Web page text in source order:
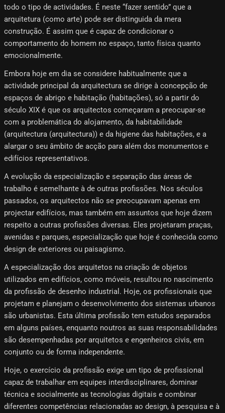
todo o tipo de actividades. É neste “fazer sentido” que a
arquitetura (como arte) pode ser distinguida da mera
construção. É assim que é capaz de condicionar o
comportamento do homem no espaço, tanto física quanto
emocionalmente.
Embora hoje em dia se considere habitualmente que a
actividade principal da arquitectura se dirige à concepção de
espaços de abrigo e habitação (habitações), só a partir do
século XIX é que os arquitectos começaram a preocupar-se
com a problemática do alojamento, da habitabilidade
(arquitectura (arquitectura)) e da higiene das habitações, e a
alargar o seu âmbito de acção para além dos monumentos e
edifícios representativos.
A evolução da especialização e separação das áreas de
trabalho é semelhante à de outras profissões. Nos séculos
passados, os arquitectos não se preocupavam apenas em
projectar edifícios, mas também em assuntos que hoje dizem
respeito a outras profissões diversas. Eles projetaram praças,
avenidas e parques, especialização que hoje é conhecida como
design de exteriores ou paisagismo.
A especialização dos arquitetos na criação de objetos
utilizados em edifícios, como móveis, resultou no nascimento
da profissão de desenho industrial. Hoje, os profissionais que
projetam e planejam o desenvolvimento dos sistemas urbanos
são urbanistas. Esta última profissão tem estudos separados
em alguns países, enquanto noutros as suas responsabilidades
são desempenhadas por arquitetos e engenheiros civis, em
conjunto ou de forma independente.
Hoje, o exercício da profissão exige um tipo de profissional
capaz de trabalhar em equipes interdisciplinares, dominar
técnica e socialmente as tecnologias digitais e combinar
diferentes competências relacionadas ao design, à pesquisa e à